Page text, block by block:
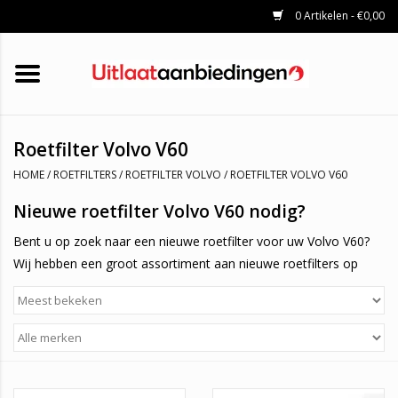
0 Artikelen - €0,00
HOME
KATALYSATOREN
UNIVERSELE UITLAATDELEN
Roetfilter Volvo V60
HOME/ ROETFILTERS/ ROETFILTER VOLVO / ROETFILTER VOLVO V60
Nieuwe roetfilter Volvo V60 nodig?
Bent u op zoek naar een nieuwe roetfilter voor uw Volvo V60?
Wij hebben een groot assortiment aan nieuwe roetfilters op
voorraad. Deze komen rechtstreeks vanaf de fabriek zodat u,
als klant profiteert van zeer scherpe prijzen. Tevens krijgt u 1
jaar garantie op een roetfilter voor uw Volvo V60.
Hoe weet ik welke roetfilter ik nodig ben?